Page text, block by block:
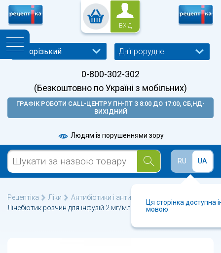
ВХІД
Дніпрорудне
0-800-302-302
(Безкоштовно по Україні з мобільних)
ГРАФІК РОБОТИ CALL-ЦЕНТРУ ПН-ПТ З 8:00 ДО 17:00, СБ,НД-
ВИХІДНИЙ
Людям із порушеннями зору
RU UA
Ця сторінка доступна
мовою
Рецептіка Ліки
Антибіотики і антибактеріальні
Лінебіотик розчин для інфузій 2 мг/мл флакон 300 мл